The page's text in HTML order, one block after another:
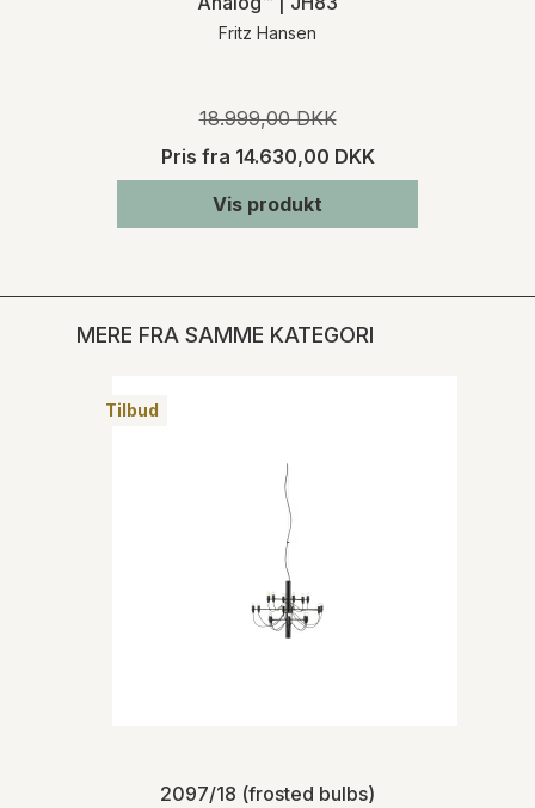
Fritz Hansen
18.999,00 DKK
Pris fra 14.630,00 DKK
Vis produkt
MERE FRA SAMME KATEGORI
Tilbud
2097/18 (frosted bulbs)